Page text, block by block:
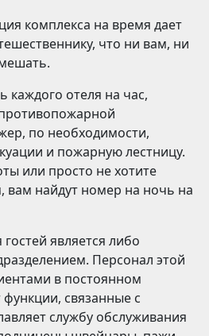
комплекса на время дает
что ни вам, ни
каждого отеля на час,
по необходимости,
и пожарную лестницу.
или просто не хотите
вам найдут номер на ночь на
является либо
Персонал этой
в постоянном
связанные с
службу обслуживания